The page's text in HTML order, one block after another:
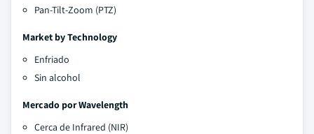
Pan-Tilt-Zoom (PTZ)
Market by Technology
Enfriado
Sin alcohol
Mercado por Wavelength
Cerca de Infrared (NIR)